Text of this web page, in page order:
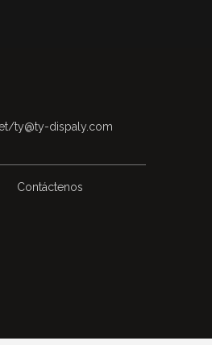
/ty@ty-dispaly.com
Contáctenos